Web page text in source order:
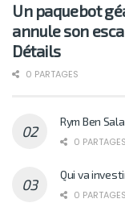
Un paquebot
annule son
Détails
0 PARTAGES
Rym Ben
0 PARTAGES
Qui va
0 PARTAGES